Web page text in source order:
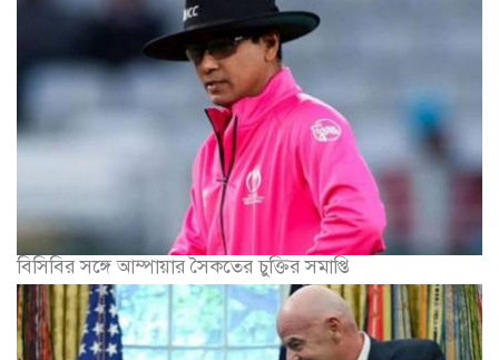
বিসিবির সঙ্গে আম্পায়ার সৈকতের চুক্তির সমাপ্তি